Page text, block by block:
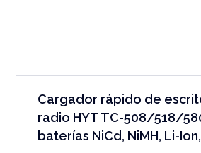
Cargador rápido de
radio HYT TC-508/518/
baterías NiCd, NiMH, Li-